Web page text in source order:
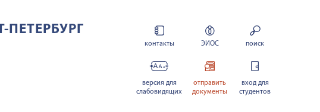
ПЕТЕРБУРГ
контакты ЭИОС поиск
версия для
слабовидящих
отправить
документы
вход для
студентов